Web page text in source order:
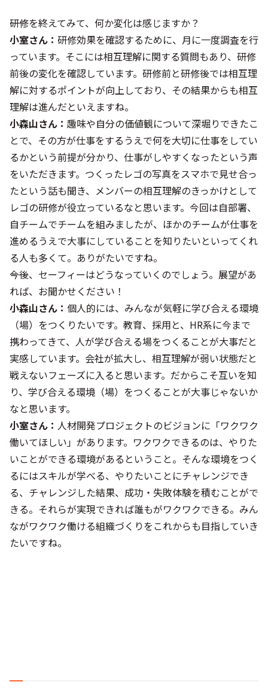
――研修を終えてみて、何か変化は感じますか？
小室さん： 研修効果を確認するために、月に一度調査を行
っています。そこには相互理解に関する質問もあり、研修
前後の変化を確認しています。研修前と研修後では相互理
解に対するポイントが向上しており、その結果からも相互
理解は進んだといえますね。
小森山さん： 趣味や自分の価値観について深堀りできたこ
とで、その方が仕事をするうえで何を大切に仕事をしてい
るかという前提が分かり、仕事がしやすくなったという声
をいただきます。つくったレゴの写真をスマホで見せ合っ
たという話も聞き、メンバーの相互理解のきっかけとして
レゴの研修が役立っているなと思います。今回は自部署、
自チームでチームを組みましたが、ほかのチームが仕事を
進めるうえで大事にしていることを知りたいといってくれ
る人も多くて。ありがたいですね。
――今後、セーフィーはどうなっていくのでしょう。展望があ
れば、お聞かせください！
小森山さん： 個人的には、みんなが気軽に学び合える環境
（場）をつくりたいです。教育、採用と、HR系に今まで
携わってきて、人が学び合える場をつくることが大事だと
実感しています。会社が拡大し、相互理解が弱い状態だと
戦えないフェーズに入ると思います。だからこそ互いを知
り、学び合える環境（場）をつくることが大事じゃないか
なと思います。
小室さん： 人材開発プロジェクトのビジョンに「ワクワク
働いてほしい」があります。ワクワクできるのは、やりた
いことができる環境があるということ。そんな環境をつく
るにはスキルが学べる、やりたいことにチャレンジでき
る、チャレンジした結果、成功・失敗体験を積むことがで
きる。それらが実現できれば誰もがワクワクできる。みん
ながワクワク働ける組織づくりをこれからも目指していき
たいですね。